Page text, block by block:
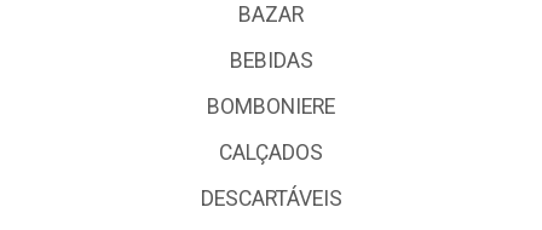
BAZAR
BEBIDAS
BOMBONIERE
CALÇADOS
DESCARTÁVEIS